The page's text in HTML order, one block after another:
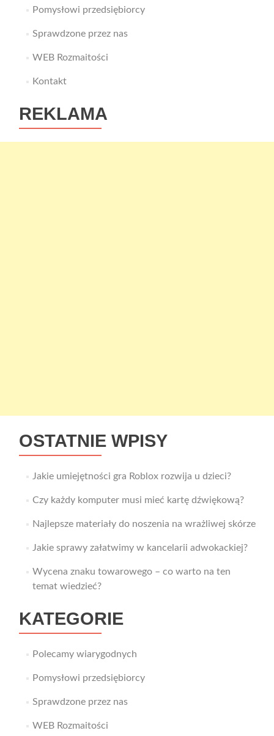
Pomysłowi przedsiębiorcy
Sprawdzone przez nas
WEB Rozmaitości
Kontakt
REKLAMA
OSTATNIE WPISY
Jakie umiejętności gra Roblox rozwija u dzieci?
Czy każdy komputer musi mieć kartę dźwiękową?
Najlepsze materiały do noszenia na wrażliwej skórze
Jakie sprawy załatwimy w kancelarii adwokackiej?
Wycena znaku towarowego – co warto na ten
temat wiedzieć?
KATEGORIE
Polecamy wiarygodnych
Pomysłowi przedsiębiorcy
Sprawdzone przez nas
WEB Rozmaitości